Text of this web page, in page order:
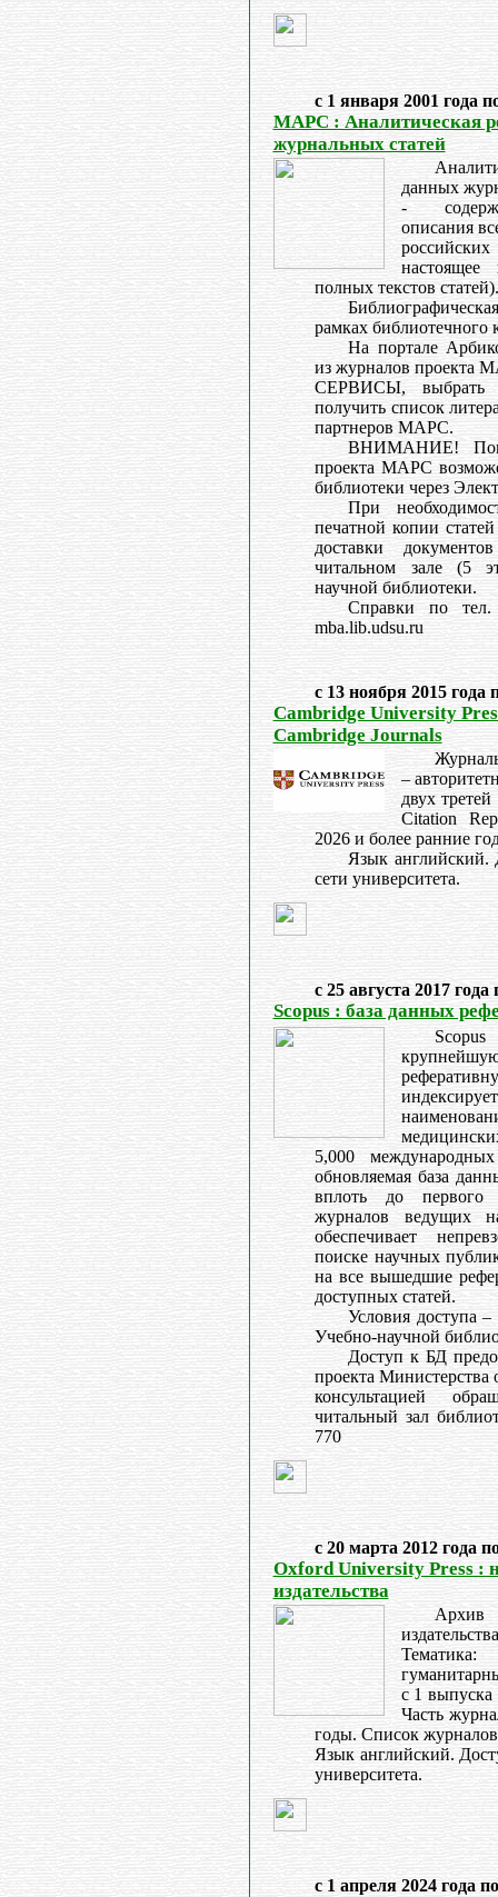
с 1 января 2001 года
МАРС : Аналитическая
журнальных статей
данных
-
описания
полных текстов
рамках
На портале
из журналов проекта
СЕРВИСЫ, выбрать
получить список
партнеров МАРС.
ВНИМАНИЕ!
проекта МАРС
библиотеки через
При
печатной копии
доставки
читальном зале (5
научной библиотеки.
Справки по тел.
mba.lib.udsu.ru
с 13 ноября 2015 года
Cambridge University
Cambridge Journals
–
двух
Citation
2026 и более ранние
Язык английский.
сети университета.
с 25 августа 2017
Scopus : база данных
5,000
обновляемая база
вплоть до первого
журналов ведущих
обеспечивает
поиске научных
на все вышедшие
доступных статей.
Условия доступа
Учебно-научной
Доступ к БД
проекта Министерства
консультацией
читальный зал
770
с 20 марта 2012 года
Oxford University Press :
издательства
с 1 выпуска
Часть
годы. Список
Язык английский.
университета.
с 1 апреля 2024 года